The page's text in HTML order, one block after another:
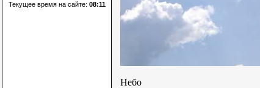
Текущее время на сайте: 08:11
Небо